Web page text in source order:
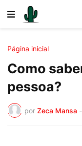
Página inicial
Como
pessoa?
por Zeca Mansa -